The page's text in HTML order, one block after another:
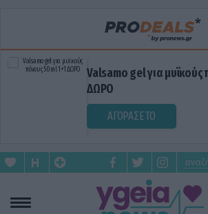
Valsamo gel για μυϊκούς
ΔΩΡΟ
ΑΓΟΡΑΣΕ ΤΟ